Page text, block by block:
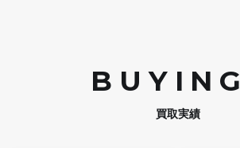
BUYING
買取実績